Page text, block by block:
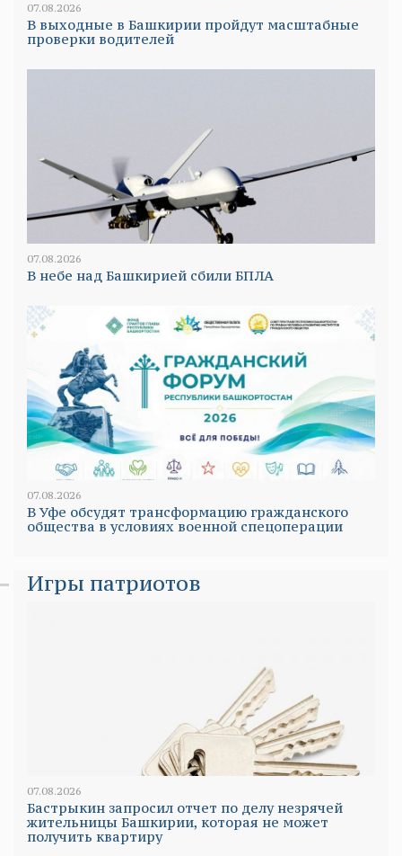
07.08.2026
В выходные в Башкирии пройдут масштабные
проверки водителей
07.08.2026
В небе над Башкирией сбили БПЛА
07.08.2026
В Уфе обсудят трансформацию гражданского
общества в условиях военной спецоперации
Игры патриотов
07.08.2026
Бастрыкин запросил отчет по делу незрячей
жительницы Башкирии, которая не может
получить квартиру